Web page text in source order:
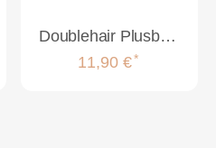
Doublehair Plusbonds 24 Stück
11,90 €*